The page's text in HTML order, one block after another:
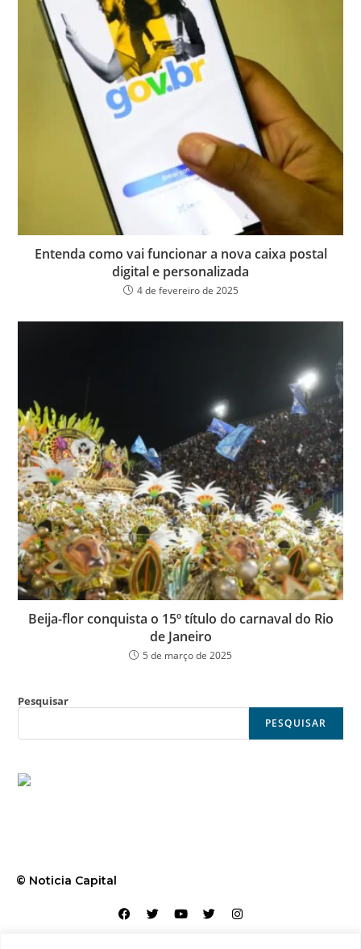
Entenda como vai funcionar a nova caixa postal
digital e personalizada
4 de fevereiro de 2025
Beija-flor conquista o 15º título do carnaval do Rio
de Janeiro
5 de março de 2025
Pesquisar
PESQUISAR
© Noticia Capital